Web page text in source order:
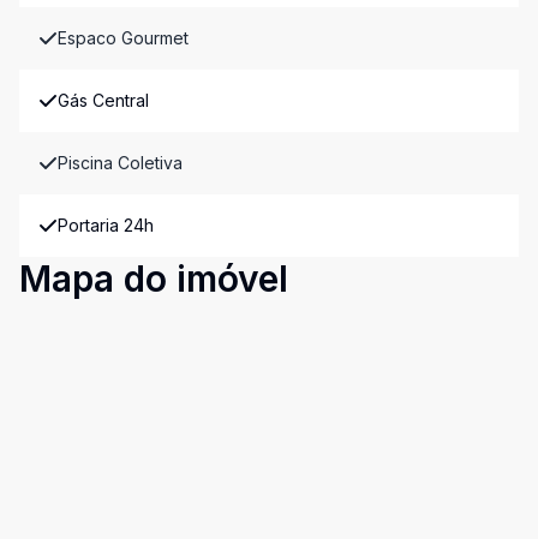
Espaco Gourmet
Gás Central
Piscina Coletiva
Portaria 24h
Mapa do imóvel